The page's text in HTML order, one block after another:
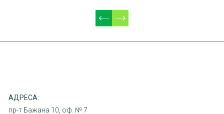
АДРЕСА:
пр-т Бажана 10, оф. № 7